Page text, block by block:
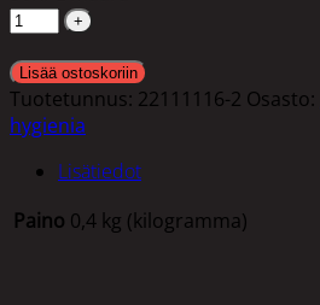
Lisää ostoskoriin
Tuotetunnus: 22111116-2 Osasto:
hygienia
Lisätiedot
Paino 0,4 kg (kilogramma)